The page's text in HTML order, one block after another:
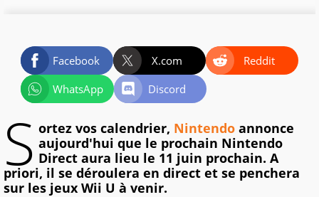
Facebook X.com
Reddit
WhatsApp
Discord
S ortez vos calendrier, Nintendo annonce
aujourd'hui que le prochain Nintendo
Direct aura lieu le 11 juin prochain. A
priori, il se déroulera en direct et se penchera
sur les jeux Wii U à venir.